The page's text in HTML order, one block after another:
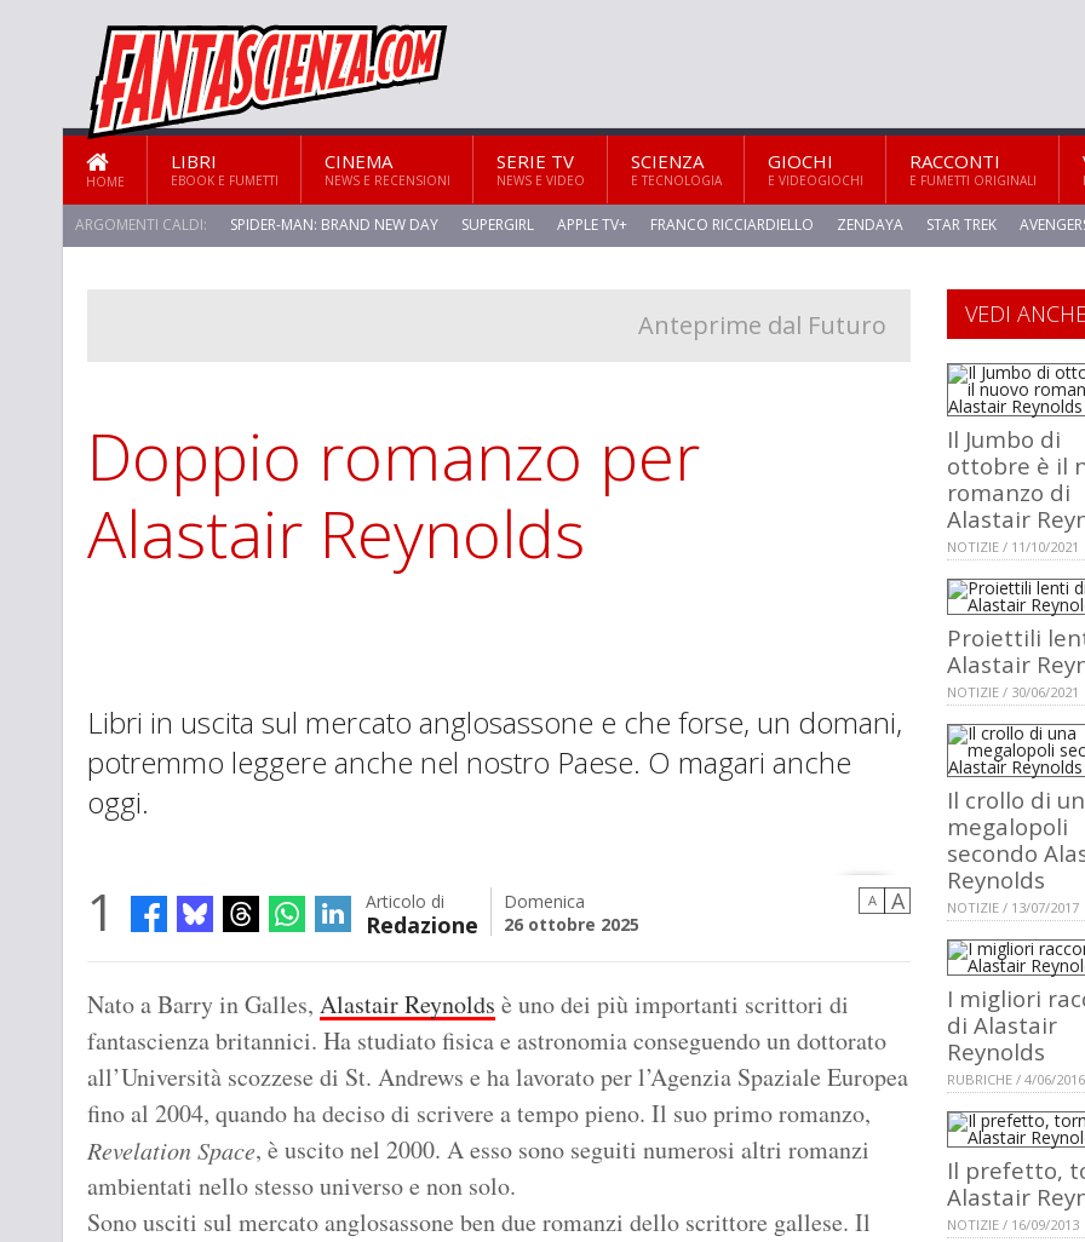
HOME
LIBRI
EBOOK E FUMETTI
CINEMA
NEWS E RECENSIONI
SERIE TV
NEWS E VIDEO
SCIENZA
E TECNOLOGIA
GIOCHI
E VIDEOGIOCHI
RACCONTI
E FUMETTI ORIGINALI
ARGOMENTI CALDI: SPIDER-MAN: BRAND NEW DAY SUPERGIRL APPLE TV+ FRANCO RICCIARDIELLO ZENDAYA STAR TREK
Anteprime dal Futuro
Doppio romanzo per
Alastair Reynolds
Libri in uscita sul mercato anglosassone e che forse, un domani,
potremmo leggere anche nel nostro Paese. O magari anche
oggi.
1 Articolo di
Redazione
Domenica
26 ottobre 2025
A A
Nato a Barry in Galles, Alastair Reynolds è uno dei più importanti scrittori di
fantascienza britannici. Ha studiato fisica e astronomia conseguendo un dottorato
all’Università scozzese di St. Andrews e ha lavorato per l’Agenzia Spaziale Europea
fino al 2004, quando ha deciso di scrivere a tempo pieno. Il suo primo romanzo,
Revelation Space, è uscito nel 2000. A esso sono seguiti numerosi altri romanzi
ambientati nello stesso universo e non solo.
Sono usciti sul mercato anglosassone ben due romanzi dello scrittore gallese. Il
VEDI ANCHE
Il Jumbo di
ottobre è il
romanzo di
Alastair
NOTIZIE / 11/10/2021
Proiettili
Alastair
NOTIZIE / 30/06/2021
Il crollo di
megalopoli
secondo
Reynolds
NOTIZIE / 13/07/2017
I migliori
di Alastair
Reynolds
RUBRICHE / 4/06/2016
Il prefetto,
Alastair
NOTIZIE / 16/09/2013